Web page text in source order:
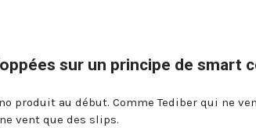
sur un principe de smart
produit au début. Comme Tediber qui ne
vent que des slips.